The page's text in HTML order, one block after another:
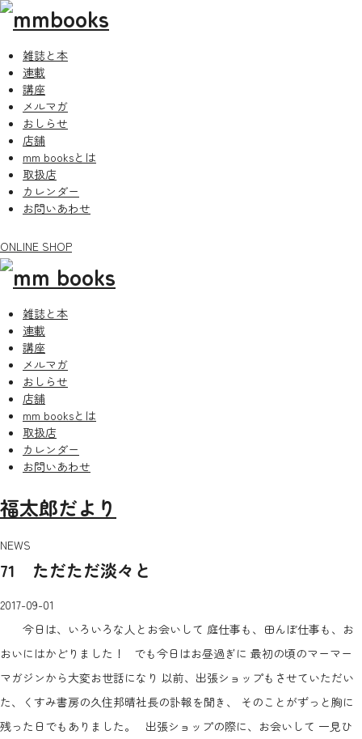
雑誌と本
連載
講座
メルマガ
おしらせ
店舗
mm booksとは
取扱店
カレンダー
お問いあわせ
ONLINE SHOP
雑誌と本
連載
講座
メルマガ
おしらせ
店舗
mm booksとは
取扱店
カレンダー
お問いあわせ
福太郎だより
NEWS
71 ただただ淡々と
2017-09-01
今日は、いろいろな人とお会いして 庭仕事も、田んぼ仕事も、お
おいにはかどりました！ でも今日はお昼過ぎに 最初の頃のマーマー
マガジンから大変お世話になり 以前、出張ショップもさせていただい
た、くすみ書房の久住邦晴社長の訃報を聞き、 そのことがずっと胸に
残った日でもありました。 出張ショップの際に、お会いして 一見ひ